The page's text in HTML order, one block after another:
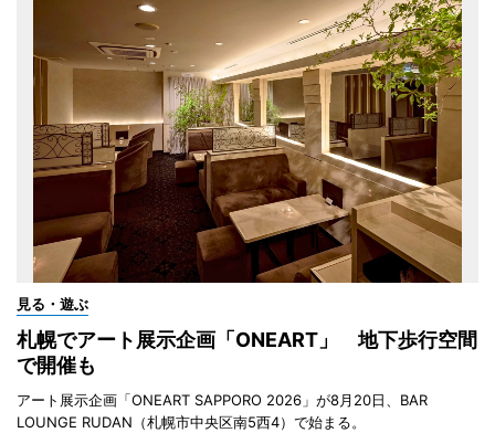
見る・遊ぶ
札幌でアート展示企画「ONEART」 地下歩行空間
で開催も
アート展示企画「ONEART SAPPORO 2026」が8月20日、BAR
LOUNGE RUDAN（札幌市中央区南5西4）で始まる。